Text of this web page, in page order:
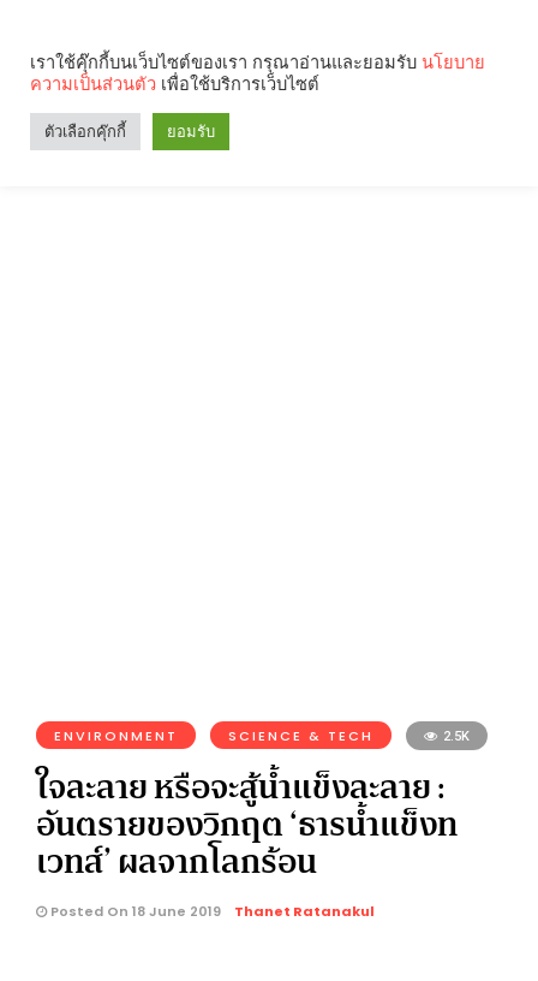
ENVIRONMENT SCIENCE & TECH 2.5K
ใจละลาย หรือจะสู้น้ำแข็งละลาย :
อันตรายของวิกฤต ‘ธารน้ำแข็งท
เวทส์’ ผลจากโลกร้อน
Posted On 18 June 2019 Thanet Ratanakul
เราใช้คุ๊กกี้บนเว็บไซต์ของเรา กรุณาอ่านและยอมรับ นโยบาย
ความเป็นส่วนตัว เพื่อใช้บริการเว็บไซต์
ตัวเลือกคุ๊กกี้ ยอมรับ